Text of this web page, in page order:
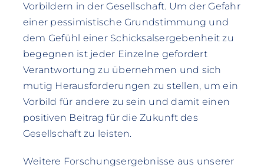
Vorbildern in der Gesellschaft. Um der Gefahr
einer pessimistische Grundstimmung und
dem Gefühl einer Schicksalsergebenheit zu
begegnen ist jeder Einzelne gefordert
Verantwortung zu übernehmen und sich
mutig Herausforderungen zu stellen, um ein
Vorbild für andere zu sein und damit einen
positiven Beitrag für die Zukunft des
Gesellschaft zu leisten.
Weitere Forschungsergebnisse aus unserer